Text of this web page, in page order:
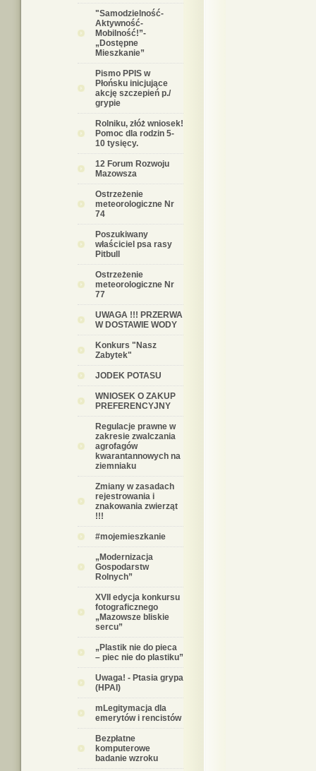
"Samodzielność-
Aktywność-
Mobilność!”-
„Dostępne
Mieszkanie”
Pismo PPIS w
Płońsku inicjujące
akcję szczepień p./
grypie
Rolniku, złóż wniosek!
Pomoc dla rodzin 5-
10 tysięcy.
12 Forum Rozwoju
Mazowsza
Ostrzeżenie
meteorologiczne Nr
74
Poszukiwany
właściciel psa rasy
Pitbull
Ostrzeżenie
meteorologiczne Nr
77
UWAGA !!! PRZERWA
W DOSTAWIE WODY
Konkurs "Nasz
Zabytek"
JODEK POTASU
WNIOSEK O ZAKUP
PREFERENCYJNY
Regulacje prawne w
zakresie zwalczania
agrofagów
kwarantannowych na
ziemniaku
Zmiany w zasadach
rejestrowania i
znakowania zwierząt
!!!
#mojemieszkanie
„Modernizacja
Gospodarstw
Rolnych”
XVII edycja konkursu
fotograficznego
„Mazowsze bliskie
sercu”
„Plastik nie do pieca
– piec nie do plastiku”
Uwaga! - Ptasia grypa
(HPAI)
mLegitymacja dla
emerytów i rencistów
Bezpłatne
komputerowe
badanie wzroku